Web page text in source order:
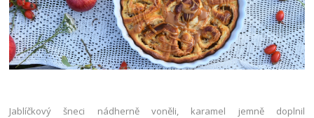
Jablíčkový šneci nádherně voněli, karamel jemně doplnil